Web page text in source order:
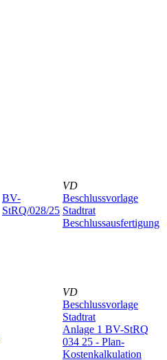
BV-
StRQ/028/25
VD
Beschlussvorlage
Stadtrat
Beschlussausfertigung
VD
Beschlussvorlage
Stadtrat
Anlage 1 BV-StRQ
034 25 - Plan-
Kostenkalkulation